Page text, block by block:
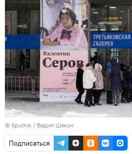
© Sputnik / Вадим Шекун
Подписаться